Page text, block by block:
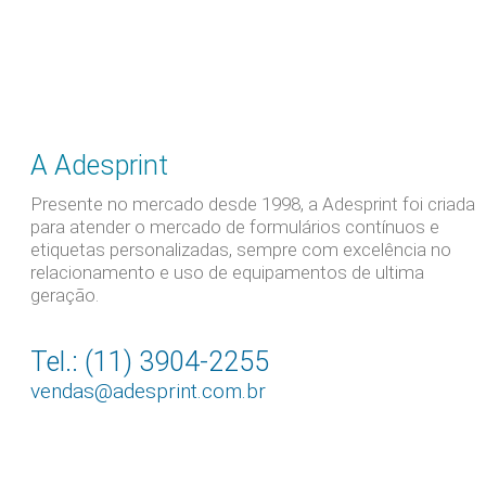
A Adesprint
Presente no mercado desde 1998, a Adesprint foi criada
para atender o mercado de formulários contínuos e
etiquetas personalizadas, sempre com excelência no
relacionamento e uso de equipamentos de ultima
geração.
Tel.: (11) 3904-2255
vendas@adesprint.com.br